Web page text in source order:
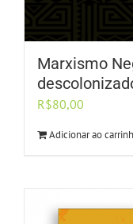
Marxismo
R$80,00
Adicionar ao